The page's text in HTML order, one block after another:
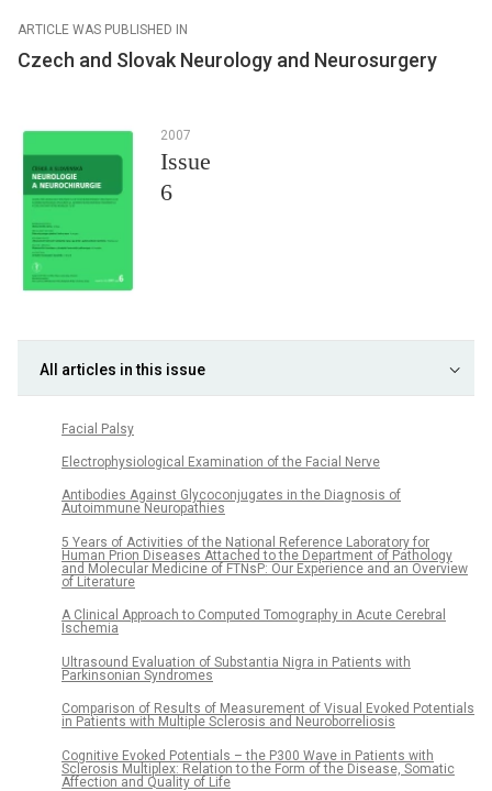
ARTICLE WAS PUBLISHED IN
Czech and Slovak Neurology and Neurosurgery
2007
Issue
6
All articles in this issue
Facial Palsy
Electrophysiological Examination of the Facial Nerve
Antibodies Against Glycoconjugates in the Diagnosis of
Autoimmune Neuropathies
5 Years of Activities of the National Reference Laboratory for
Human Prion Diseases Attached to the Department of Pathology
and Molecular Medicine of FTNsP: Our Experience and an Overview
of Literature
A Clinical Approach to Computed Tomography in Acute Cerebral
Ischemia
Ultrasound Evaluation of Substantia Nigra in Patients with
Parkinsonian Syndromes
Comparison of Results of Measurement of Visual Evoked Potentials
in Patients with Multiple Sclerosis and Neuroborreliosis
Cognitive Evoked Potentials – the P300 Wave in Patients with
Sclerosis Multiplex: Relation to the Form of the Disease, Somatic
Affection and Quality of Life